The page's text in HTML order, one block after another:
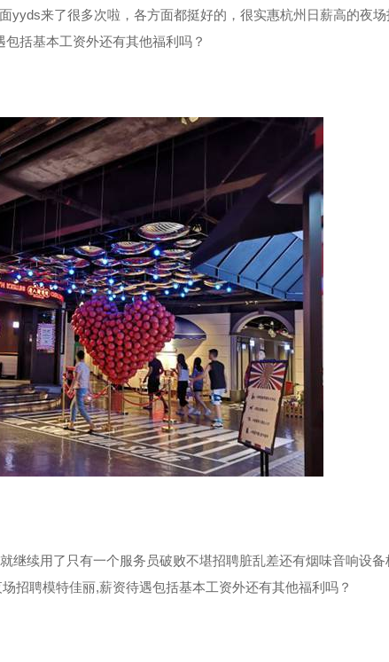
yyds来了很多次啦，各方面都挺好的，很实惠杭州日薪高的夜
包括基本工资外还有其他福利吗？
继续用了只有一个服务员破败不堪招聘脏乱差还有烟味音响设备
招聘模特佳丽,薪资待遇包括基本工资外还有其他福利吗？